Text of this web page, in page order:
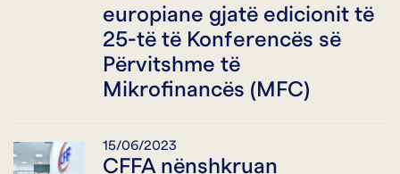
europiane gjatë edicionit të
25-të të Konferencës së
Përvitshme të
Mikrofinancës (MFC)
15/06/2023
CFFA nënshkruan